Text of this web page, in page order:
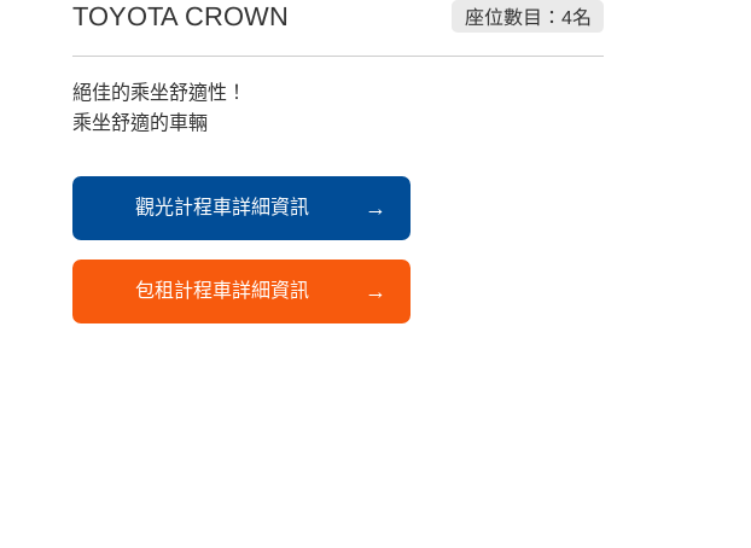
TOYOTA CROWN 座位數目：4名
絕佳的乘坐舒適性！
乘坐舒適的車輛
觀光計程車詳細資訊
包租計程車詳細資訊